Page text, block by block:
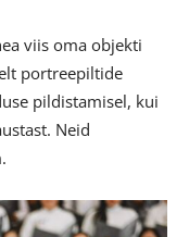
viis oma objekti
portreepiltide
pildistamisel, kui
Neid